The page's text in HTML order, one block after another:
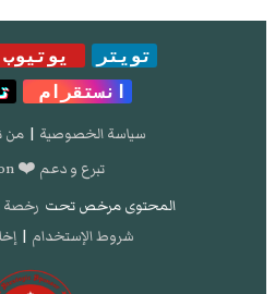
تويتر يوتيوب
انستقرام
سياسة الخصوصية | من
تبرع و دعم ❤️ donation
المحتوى مرخص تحت رخصة
شروط الإستخدام |